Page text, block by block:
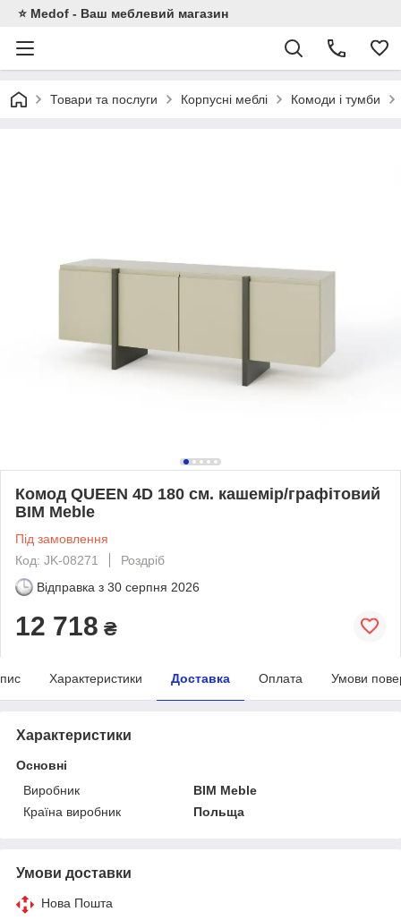
⭐ Medof - Ваш меблевий магазин
Товари та послуги Корпусні меблі Комоди і тумби
Комод QUEEN 4D 180 см. кашемір/графітовий
BIM Meble
Під замовлення
Код: JK-08271
Роздріб
Відправка з 30 серпня 2026
12 718 ₴
Характеристики Доставка Оплата Умови
Характеристики
Основні
Виробник
BIM Meble
Країна виробник
Польща
Умови доставки
Нова Пошта